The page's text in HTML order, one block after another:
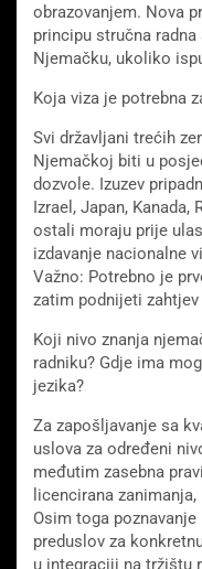
obrazovanjem. Nova
principu stručna
Njemačku, ukoliko
Koja viza je potrebna
Svi državljani trećih
Njemačkoj biti u
dozvole. Izuzev
Izrael, Japan, Kanada,
ostali moraju prije
izdavanje nacionalne
Važno: Potrebno je
zatim podnijeti zahtjev
Koji nivo znanja
radniku? Gdje ima
jezika?
Za zapošljavanje sa
uslova za određeni
međutim zasebna
licencirana
Osim toga
preduslov za
u integraciji na tržištu